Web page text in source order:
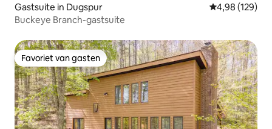
Gastsuite in Dugspur Gemiddelde
4,98 (129)
Buckeye Branch-gastsuite
Favoriet van gasten
Favoriet van gasten